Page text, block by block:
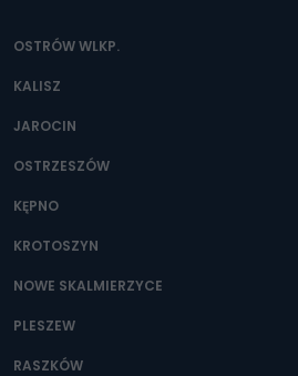
OSTRÓW WLKP.
KALISZ
JAROCIN
OSTRZESZÓW
KĘPNO
KROTOSZYN
NOWE SKALMIERZYCE
PLESZEW
RASZKÓW